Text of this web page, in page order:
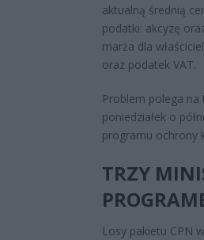
aktualną średnią
podatki: akcyzę
marża dla
oraz podatek VAT.
Problem polega
poniedziałek o
programu ochrony
TRZY
Losy pakietu CPN